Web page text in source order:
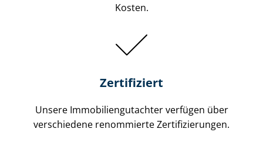
Kosten.
Zertifiziert
Unsere Immobilien­gutachter verfügen über
verschiedene renommierte Zer­ti­fi­zie­run­gen.